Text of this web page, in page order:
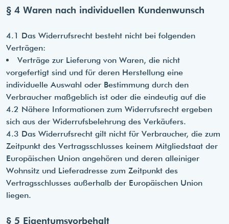
§ 4 Waren nach individuellen Kundenwunsch
4.1 Das Widerrufsrecht besteht nicht bei folgenden
Verträgen:
Verträge zur Lieferung von Waren, die nicht
vorgefertigt sind und für deren Herstellung eine
individuelle Auswahl oder Bestimmung durch den
Verbraucher maßgeblich ist oder die eindeutig auf die
4.2 Nähere Informationen zum Widerrufsrecht ergeben
sich aus der Widerrufsbelehrung des Verkäufers.
4.3 Das Widerrufsrecht gilt nicht für Verbraucher, die zum
Zeitpunkt des Vertragsschlusses keinem Mitgliedstaat der
Europäischen Union angehören und deren alleiniger
Wohnsitz und Lieferadresse zum Zeitpunkt des
Vertragsschlusses außerhalb der Europäischen Union
liegen.
§ 5 Eigentumsvorbehalt